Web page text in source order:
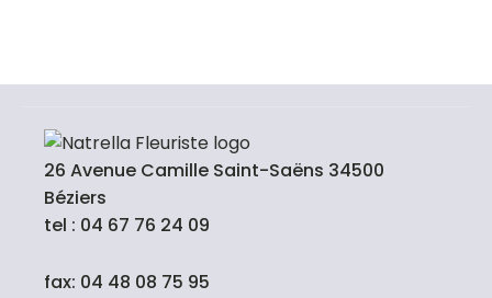
26 Avenue Camille Saint-Saëns 34500
Béziers
tel : 04 67 76 24 09
fax: 04 48 08 75 95